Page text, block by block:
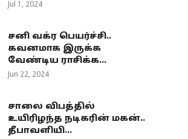
Jul 1, 2024
சனி வக்ர பெயர்ச்சி..
கவனமாக இருக்க
வேண்டிய ராசிக்க...
Jun 22, 2024
சாலை விபத்தில்
உயிரிழந்த நடிகரின் மகன்..
தீபாவளியி...